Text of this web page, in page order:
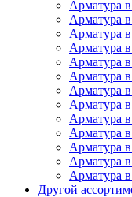
Арматура
Арматура
Арматура
Арматура
Арматура
Арматура
Арматура
Арматура
Арматура
Арматура
Арматура
Арматура
Арматура
Другой